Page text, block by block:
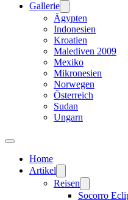
Gallerie
Ägypten
Indonesien
Kroatien
Malediven 2009
Mexiko
Mikronesien
Norwegen
Österreich
Sudan
Ungarn
Home
Artikel
Reisen
Socorro